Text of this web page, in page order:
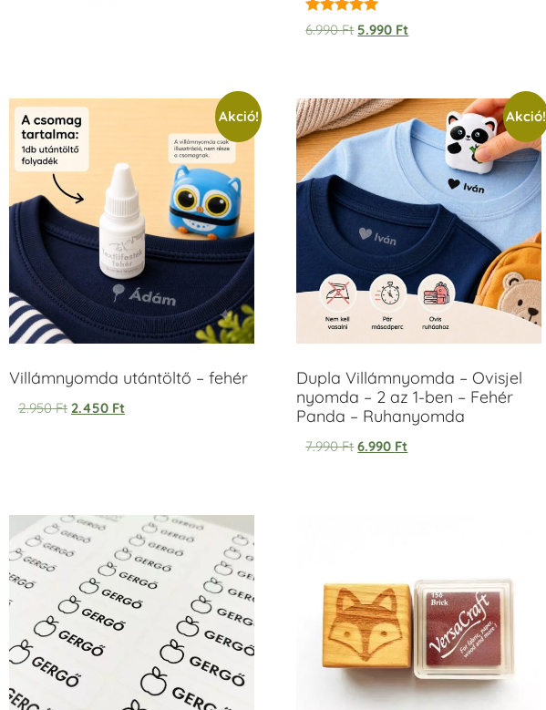
Értékelés:
5.00
6.990Ft 5.990 Ft
Akció!
Villámnyomda utántöltő – fehér
2.950Ft 2.450 Ft
Akció!
Dupla Villámnyomda – Ovisjel
nyomda – 2 az 1-ben – Fehér
Panda – Ruhanyomda
7.990Ft 6.990 Ft